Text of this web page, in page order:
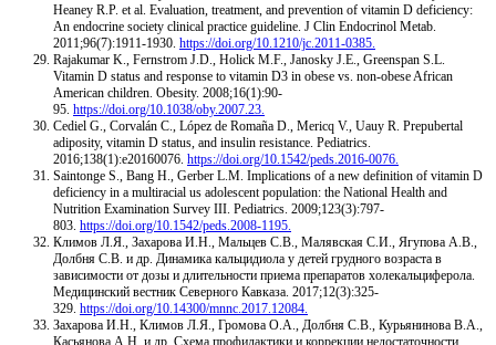
Heaney R.P. et al. Evaluation, treatment, and prevention of vitamin D deficiency:
An endocrine society clinical practice guideline. J Clin Endocrinol Metab.
2011;96(7):1911-1930. https://doi.org/10.1210/jc.2011-0385.
Rajakumar K., Fernstrom J.D., Holick M.F., Janosky J.E., Greenspan S.L.
Vitamin D status and response to vitamin D3 in obese vs. non-obese African
American children. Obesity. 2008;16(1):90-
95. https://doi.org/10.1038/oby.2007.23.
Cediel G., Corvalán C., López de Romaña D., Mericq V., Uauy R. Prepubertal
adiposity, vitamin D status, and insulin resistance. Pediatrics.
2016;138(1):e20160076. https://doi.org/10.1542/peds.2016-0076.
Saintonge S., Bang H., Gerber L.M. Implications of a new definition of vitamin D
deficiency in a multiracial us adolescent population: the National Health and
Nutrition Examination Survey III. Pediatrics. 2009;123(3):797-
803. https://doi.org/10.1542/peds.2008-1195.
Климов Л.Я., Захарова И.Н., Мальцев С.В., Малявская С.И., Ягупова А.В.,
Долбня С.В. и др. Динамика кальцидиола у детей грудного возраста в
зависимости от дозы и длительности приема препаратов холекальциферола.
Медицинский вестник Северного Кавказа. 2017;12(3):325-
329. https://doi.org/10.14300/mnnc.2017.12084.
Захарова И.Н., Климов Л.Я., Громова О.А., Долбня С.В., Курьянинова В.А.,
Касьянова А.Н. и др. Схема профилактики и коррекции недостаточности